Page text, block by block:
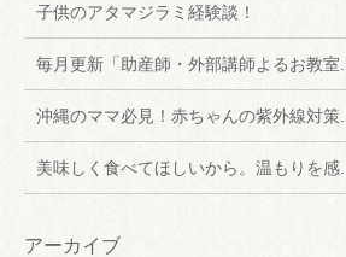
子供のアタマジラミ経験談！
毎月更新「助産師・外部講師よるお教室...
沖縄のママ必見！赤ちゃんの紫外線対策...
美味しく食べてほしいから。温もりを感...
アーカイブ